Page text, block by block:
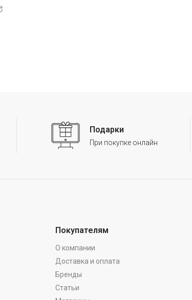
Подарки
При покупке онлайн
Покупателям
О компании
Доставка и оплата
Бренды
Статьи